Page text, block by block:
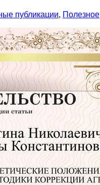
публикации, Полезное